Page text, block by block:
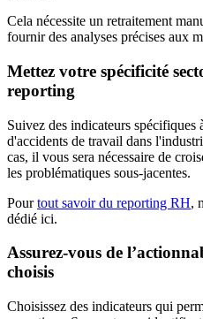
Cela nécessite un retraitement
fournir des analyses précises aux
Mettez votre spécificité
reporting
Suivez des indicateurs spécifiques
d'accidents de travail dans
cas, il vous sera nécessaire de
les problématiques sous-jacentes.
Pourtout savoir du reporting RH,
dédié ici.
Assurez-vous de
choisis
Choisissez des indicateurs qui